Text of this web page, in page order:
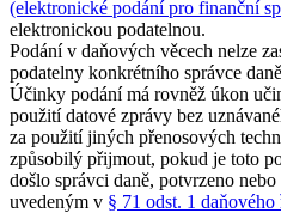
(elektronické podání pro finanční
elektronickou podatelnou.
Podání v daňových věcech nelze
podatelny konkrétního správce
Účinky podání má rovněž úkon
použití datové zprávy bez
za použití jiných přenosových
způsobilý přijmout, pokud je toto
došlo správci daně, potvrzeno
uvedeným v § 71 odst. 1 daňového